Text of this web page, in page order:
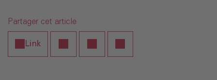
Partager cet article
Link